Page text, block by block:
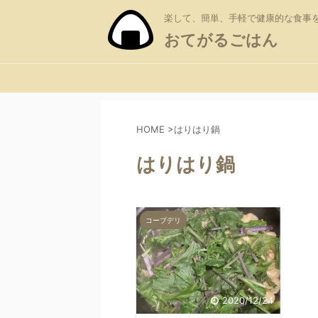
楽して、簡単、手軽で健康的な食事
おてがるごはん
HOME >はりはり鍋
はりはり鍋
コープデリ
2020/12/24